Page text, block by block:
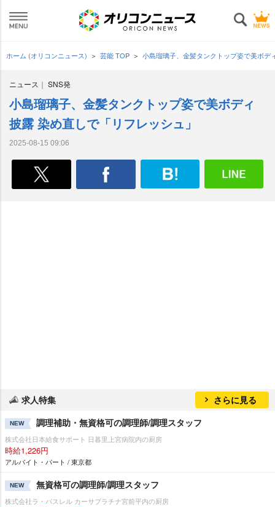
ホーム (オリコンニュース) 芸能 TOP 小島瑠璃子、金髪タンクトップ姿で美ボ
ニュース SNS発
小島瑠璃子、金髪タンクトップ姿で美ボディ
披露 染め直しで「リフレッシュ」
2025-08-15 09:06
求人特集 さらに見る
NEW 調理補助・無資格可の調理師/調理スタッフ
株式会社日本給食サポート 日暮里上宮病院内の厨房
時給1,226円
アルバイト・パート / 東京都
NEW 無資格可の調理師/調理スタッフ
株式会社ラ・パスレル カーサプラチナ宮前平内の厨房